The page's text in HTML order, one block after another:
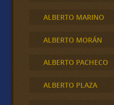
ALBERTO MARINO
ALBERTO MORÁN
ALBERTO PACHECO
ALBERTO PLAZA